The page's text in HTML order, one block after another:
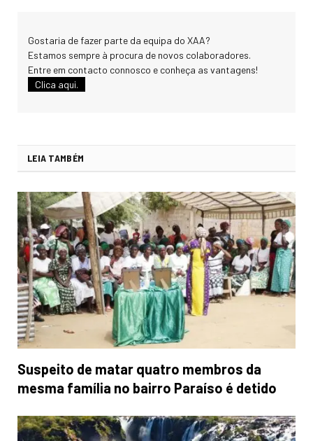
Gostaria de fazer parte da equipa do XAA?
Estamos sempre à procura de novos colaboradores.
Entre em contacto connosco e conheça as vantagens!
Clica aqui.
LEIA TAMBÉM
Suspeito de matar quatro membros da
mesma família no bairro Paraíso é detido